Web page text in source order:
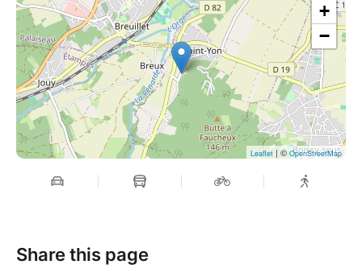
+
−
Leaflet | ©OpenStreetMap
Share this page